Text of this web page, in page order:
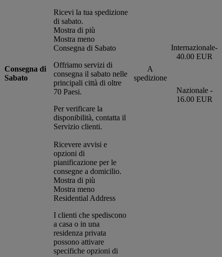
Consegna di
Sabato
Ricevi la tua spedizione
di sabato.
Mostra di più
Mostra meno
Consegna di Sabato
Offriamo servizi di
consegna il sabato nelle
principali città di oltre
70 Paesi.
Per verificare la
disponibilità, contatta il
Servizio clienti.
A
spedizione
Internazionale-
40.00 EUR
Nazionale -
16.00 EUR
Ricevere avvisi e
opzioni di
pianificazione per le
consegne a domicilio.
Mostra di più
Mostra meno
Residential Address
I clienti che spediscono
a casa o in una
residenza privata
possono attivare
specifiche opzioni di